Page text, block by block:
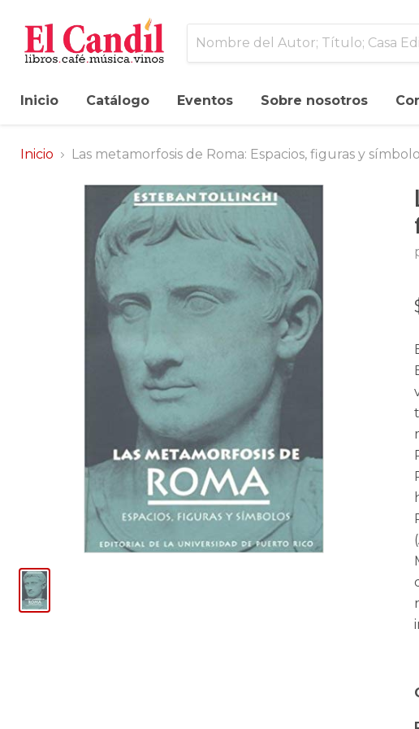
Inicio
Catálogo Eventos Sobre nosotros
Inicio Las metamorfosis de Roma: Espacios, figuras y